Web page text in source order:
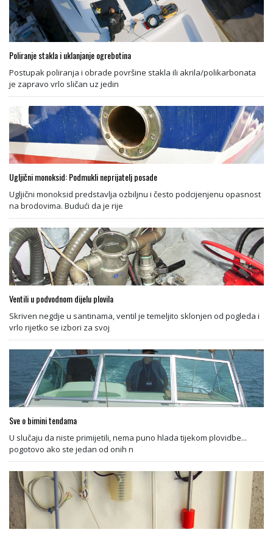
Poliranje stakla i uklanjanje ogrebotina
Postupak poliranja i obrade površine stakla ili akrila/polikarbonata
je zapravo vrlo sličan uz jedin
Ugljični monoksid: Podmukli neprijatelj posade
Ugljični monoksid predstavlja ozbiljnu i često podcijenjenu opasnost
na brodovima. Budući da je rije
Ventili u podvodnom dijelu plovila
Skriven negdje u santinama, ventil je temeljito sklonjen od pogleda i
vrlo rijetko se izbori za svoj
Sve o bimini tendama
U slučaju da niste primijetili, nema puno hlada tijekom plovidbe...
pogotovo ako ste jedan od onih n